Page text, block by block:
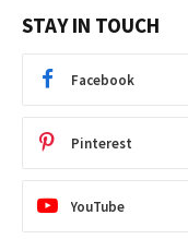
STAY IN TOUCH
Facebook
Pinterest
YouTube